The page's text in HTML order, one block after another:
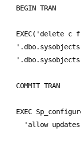
    BEGIN TRAN
EXEC('delete c
    COMMIT TRAN
EXEC
'allow